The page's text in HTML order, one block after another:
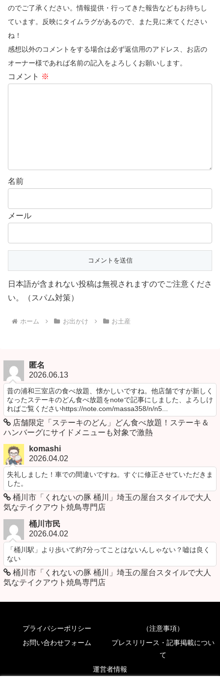
のでご了承ください。情報提供・行ってきた報告などもお待ちし
ています。反映にタイムラグがあるので、また見に来てください
ね！
感想以外のコメントをする場合は必ず返信用のアドレス、お店の
オーナー様であれば名前の記入をよろしくお願いします。
コメント ※
名前
メール
日本語が含まれない投稿は無視されますのでご注意くださ
い。（スパム対策）
ホーム お出かけ お土産
匿名
2026.06.13
昔の浦和三室店の食べ放題、懐かしいですね。他店舗ですが新しく
なったステーキのどん食べ放題をnoteで記事にしました、よろしけ
ればご覧くださいhttps://note.com/massa358/n/n5...
店舗限定「ステーキのどん」どん食べ放題！ステーキ＆
ハンバーグにサイドメニューも対象で激熱
komashi
2026.04.02
失礼しました！車での間違いですね。すぐに修正させていただきま
した。
桶川市「くれないの豚 桶川」埼玉の屋台スタイルで大人
気なテイクアウト焼鳥専門店
桶川市民
2026.04.02
「桶川駅」より歩いて約7分ってことはないんしゃない？嘘は良く
ない
桶川市「くれないの豚 桶川」埼玉の屋台スタイルで大人
気なテイクアウト焼鳥専門店
プライパシーポリシー
（注意事項）
お問い合わせフォーム
プレスリリース・記事掲載につい
て
運営者情報